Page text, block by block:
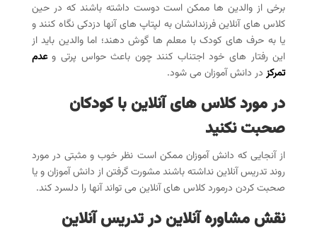
برخی از والدین ها ممکن است دوست داشته باشند که در حین
کلاس های آنلاین فرزندانشان به لپتاپ های آنها دزدکی نگاه کنند و
یا به حرف های کودک با معلم ها گوش دهند؛ اما والدین باید از
این رفتار های خود اجتناب کنند چون باعث حواس پرتی وعدم
تمرکز در دانش آموزان می شود.
در مورد کلاس های آنلاین با کودکان
صحبت نکنید
از آنجایی که دانش آموزان ممکن است نظر خوب و مثبتی در مورد
روند تدریس آنلاین نداشته باشند مشورت گرفتن از دانش آموزان و یا
صحبت کردن درمورد کلاس های آنلاین می تواند آنها را دلسرد کند.
نقش مشاوره آنلاین در تدریس آنلاین